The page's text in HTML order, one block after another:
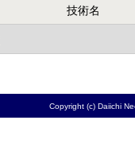
技術名
Copyright (c) Daiichi